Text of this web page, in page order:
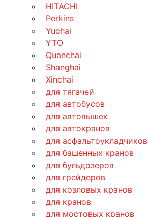
HITACHI
Perkins
Yuchai
YTO
Quanchai
Shanghai
Xinchai
для тягачей
для автобусов
для автовышек
для автокранов
для асфальтоукладчиков
для башенных кранов
для бульдозеров
для грейдеров
для козловых кранов
для кранов
для мостовых кранов